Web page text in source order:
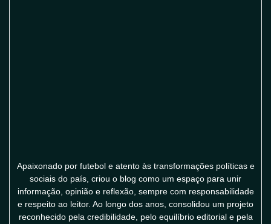
Apaixonado por futebol e atento às transformações políticas e
sociais do país, criou o blog como um espaço para unir
informação, opinião e reflexão, sempre com responsabilidade
e respeito ao leitor. Ao longo dos anos, consolidou um projeto
reconhecido pela credibilidade, pelo equilíbrio editorial e pela